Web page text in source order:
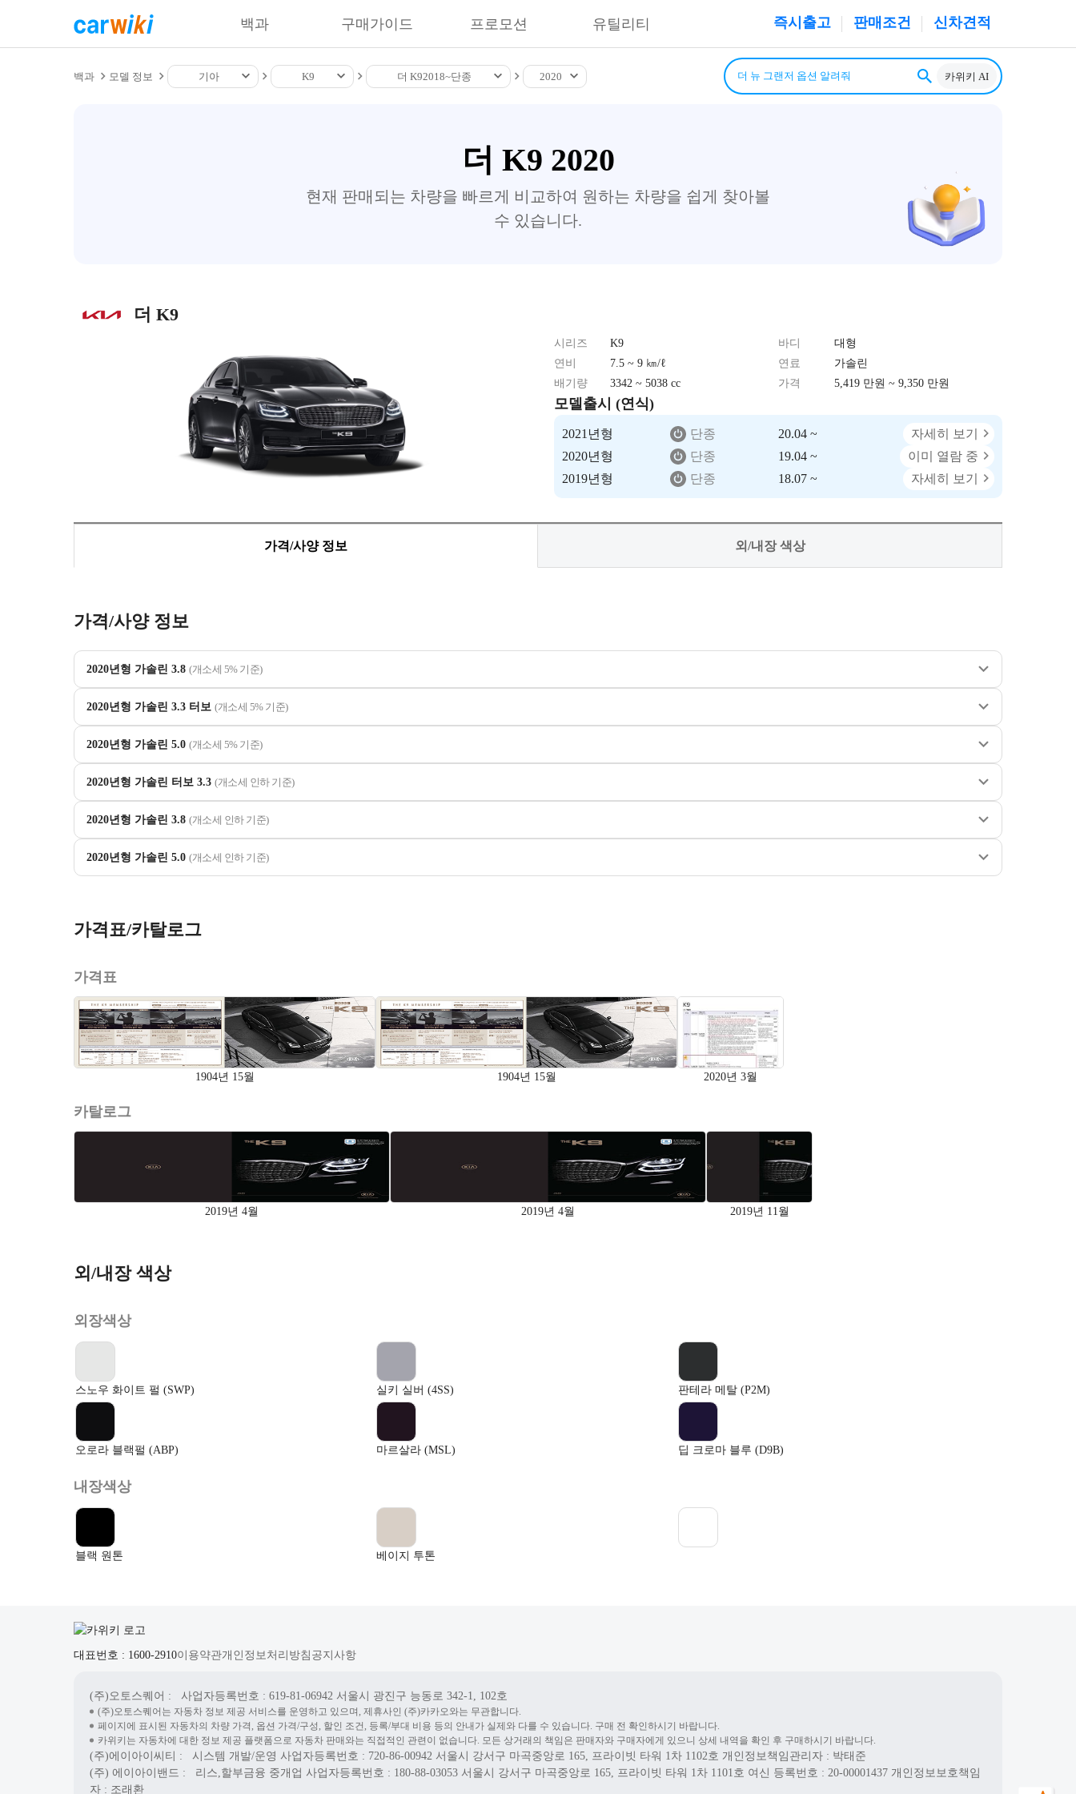
즉시출고 판매조건 신차견적
백과 구매가이드 프로모션 유틸리티
백과 모델 정보 기아 K9 더 K92018~단종 2020 카위키 AI
더 K9 2020
현재 판매되는 차량을 빠르게 비교하여 원하는 차량을 쉽게 찾아볼
수 있습니다.
더 K9
시리즈 K9 바디
대형
연비
7.5 ~ 9 ㎞/ℓ 연료
가솔린
배기량
3342 ~ 5038 cc 가격 5,419 만원 ~ 9,350 만원
모델출시 (연식)
2021년형 단종 20.04 ~
자세히 보기
2020년형
단종 19.04 ~
이미 열람 중
2019년형
단종 18.07 ~ 자세히 보기
가격/사양 정보 외/내장 색상
가격/사양 정보
2020년형 가솔린 3.8 (개소세 5% 기준)
2020년형 가솔린 3.3 터보 (개소세 5% 기준)
2020년형 가솔린 5.0 (개소세 5% 기준)
2020년형 가솔린 터보 3.3 (개소세 인하 기준)
2020년형 가솔린 3.8 (개소세 인하 기준)
2020년형 가솔린 5.0 (개소세 인하 기준)
가격표/카탈로그
가격표
1904년 15월 1904년 15월 2020년 3월
카탈로그
2019년 4월 2019년 4월 2019년 11월
외/내장 색상
외장색상
스노우 화이트 펄 (SWP) 실키 실버 (4SS) 판테라 메탈 (P2M)
오로라 블랙펄 (ABP) 마르살라 (MSL) 딥 크로마 블루 (D9B)
내장색상
블랙 원톤 베이지 투톤
대표번호 : 1600-2910이용약관개인정보처리방침 공지사항
(주)오토스퀘어 : 사업자등록번호 : 619-81-06942 서울시 광진구 능동로 342-1, 102호
(주)오토스퀘어는 자동차 정보 제공 서비스를 운영하고 있으며, 제휴사인 (주)카카오와는 무관합니다.
페이지에 표시된 자동차의 차량 가격, 옵션 가격/구성, 할인 조건, 등록/부대 비용 등의 안내가 실제와 다를 수 있습니다. 구매 전 확인하시기 바랍니다.
카위키는 자동차에 대한 정보 제공 플랫폼으로 자동차 판매와는 직접적인 관련이 없습니다. 모든 상거래의 책임은 판매자와 구매자에게 있으니 상세 내역을 확인 후 구매하시기 바랍니다.
(주)에이아이씨티 : 시스템 개발/운영 사업자등록번호 : 720-86-00942 서울시 강서구 마곡중앙로 165, 프라이빗 타워 1차 1102호 개인정보책임관리자 : 박태준
(주) 에이아이밴드 : 리스,할부금융 중개업 사업자등록번호 : 180-88-03053 서울시 강서구 마곡중앙로 165, 프라이빗 타워 1차 1101호 여신 등록번호 : 20-00001437 개인정보보호책임
자 : 조래환